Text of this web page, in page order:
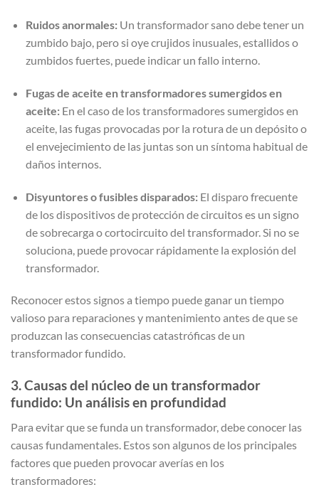
Ruidos anormales:Un transformador sano debe tener un
zumbido bajo, pero si oye crujidos inusuales, estallidos o
zumbidos fuertes, puede indicar un fallo interno.
Fugas de aceite en transformadores sumergidos en
aceite:En el caso de los transformadores sumergidos en
aceite, las fugas provocadas por la rotura de un depósito o
el envejecimiento de las juntas son un síntoma habitual de
daños internos.
Disyuntores o fusibles disparados:El disparo frecuente
de los dispositivos de protección de circuitos es un signo
de sobrecarga o cortocircuito del transformador. Si no se
soluciona, puede provocar rápidamente la explosión del
transformador.
Reconocer estos signos a tiempo puede ganar un tiempo
valioso para reparaciones y mantenimiento antes de que se
produzcan las consecuencias catastróficas de un
transformador fundido.
3. Causas del núcleo de un transformador
fundido: Un análisis en profundidad
Para evitar que se funda un transformador, debe conocer las
causas fundamentales. Estos son algunos de los principales
factores que pueden provocar averías en los
transformadores: